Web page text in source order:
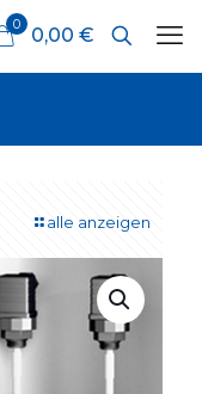
0 0,00 €
alle anzeigen